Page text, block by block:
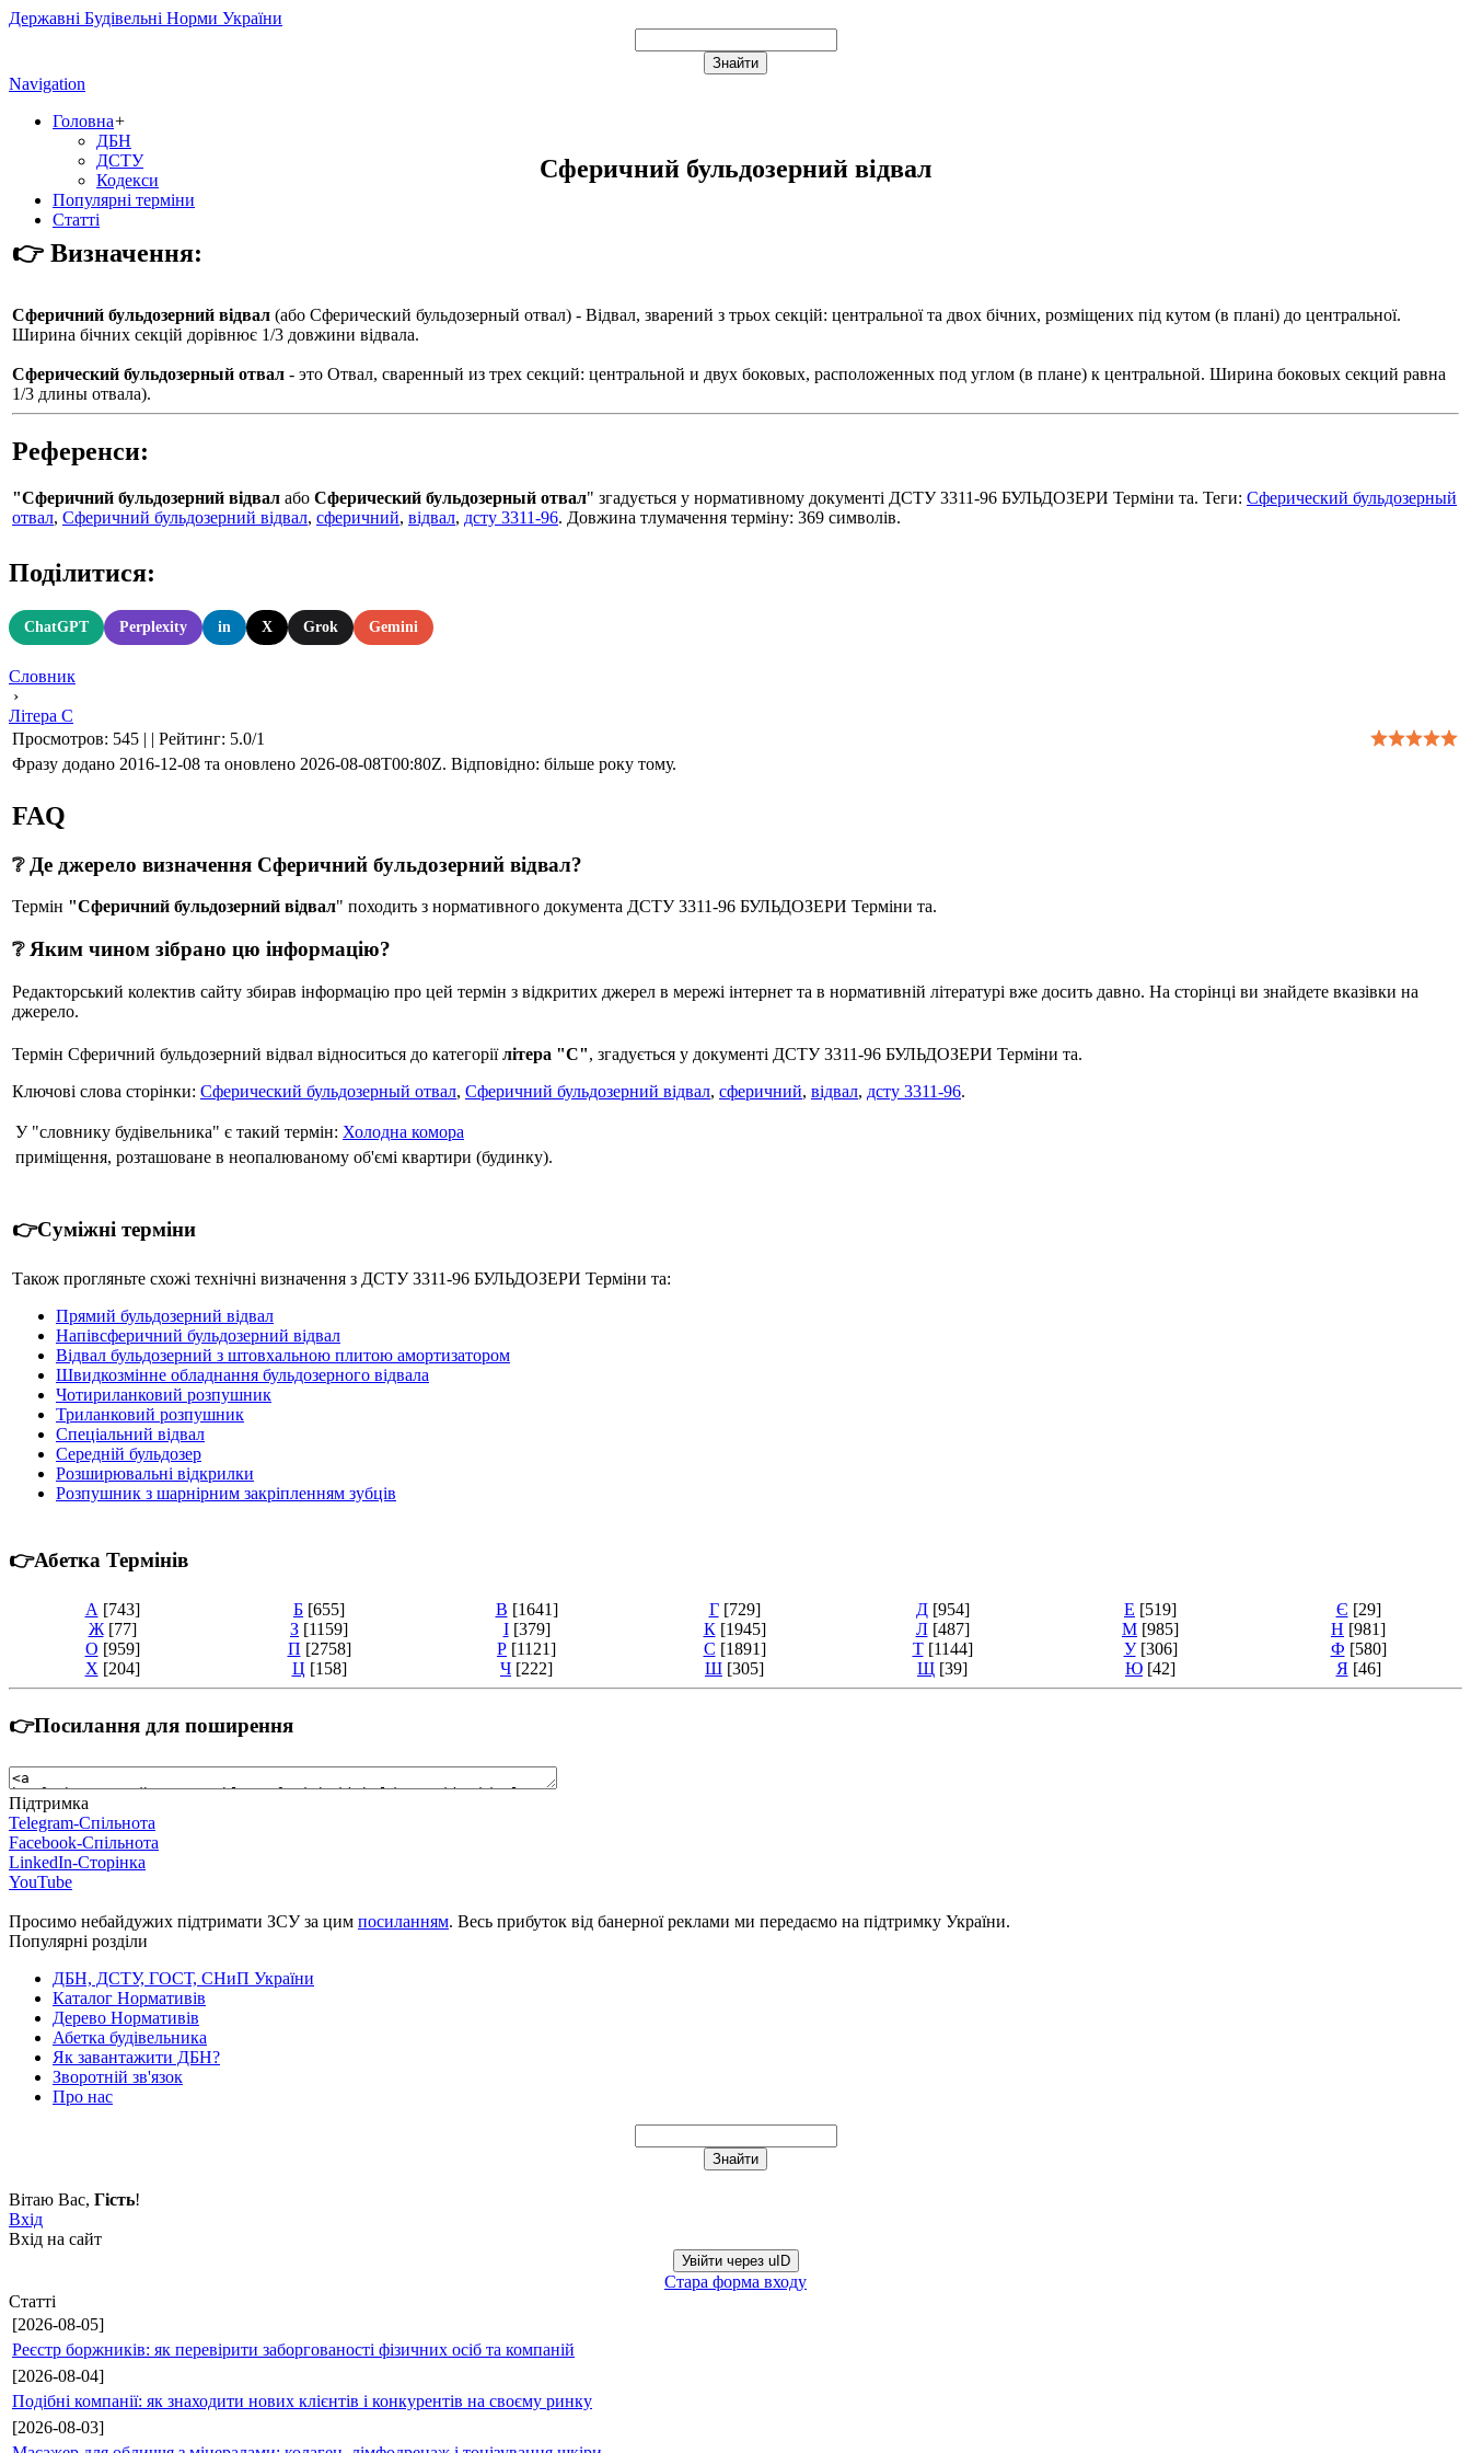
Державні Будівельні Норми України
Navigation
Головна+
ДБН
ДСТУ
Кодекси
Популярні терміни
Статті
Сферичний бульдозерний відвал
👉 Визначення:
Сферичний бульдозерний відвал (або Сферический бульдозерный отвал) - Відвал, зварений з трьох секцій: центральної та двох бічних, розміщених під кутом (в плані) до центральної.
Ширина бічних секцій дорівнює 1/3 довжини відвала.
Сферический бульдозерный отвал - это Отвал, сваренный из трех секций: центральной и двух боковых, расположенных под углом (в плане) к центральной. Ширина боковых секций равна
1/3 длины отвала).
Референси:
"Сферичний бульдозерний відвал або Сферический бульдозерный отвал" згадується у нормативному документі ДСТУ 3311-96 БУЛЬДОЗЕРИ Термiни та. Теги: Сферический бульдозерный
отвал, Сферичний бульдозерний відвал, сферичний, відвал, дсту 3311-96. Довжина тлумачення терміну: 369 символів.
Поділитися:
ChatGPT Perplexity in X Grok Gemini
Словник
›
Літера С
Просмотров: 545 | | Рейтинг: 5.0/1
Фразу додано 2016-12-08 та оновлено 2026-08-08T00:80Z. Відповідно: більше року тому.
FAQ
❔ Де джерело визначення Сферичний бульдозерний відвал?
Термін "Сферичний бульдозерний відвал" походить з нормативного документа ДСТУ 3311-96 БУЛЬДОЗЕРИ Термiни та.
❔ Яким чином зібрано цю інформацію?
Редакторський колектив сайту збирав інформацію про цей термін з відкритих джерел в мережі інтернет та в нормативній літературі вже досить давно. На сторінці ви знайдете вказівки на
джерело.
Термін Сферичний бульдозерний відвал відноситься до категоріїлітера "С", згадується у документі ДСТУ 3311-96 БУЛЬДОЗЕРИ Термiни та.
Ключові слова сторінки: Сферический бульдозерный отвал, Сферичний бульдозерний відвал, сферичний, відвал, дсту 3311-96.
У "словнику будівельника" є такий термін: Холодна комора
приміщення, розташоване в неопалюваному об'ємі квартири (будинку).
👉Суміжні терміни
Також прогляньте схожі технічні визначення з ДСТУ 3311-96 БУЛЬДОЗЕРИ Термiни та:
Прямий бульдозерний відвал
Напівсферичний бульдозерний відвал
Відвал бульдозерний з штовхальною плитою амортизатором
Швидкозмінне обладнання бульдозерного відвала
Чотириланковий розпушник
Триланковий розпушник
Спеціальний відвал
Середній бульдозер
Розширювальні відкрилки
Розпушник з шарнірним закріпленням зубців
👉Абетка Термінів
А [743] Б [655] В [1641] Г [729] Д [954] Е [519] Є [29]
Ж [77] З [1159] І [379] К [1945] Л [487] М [985] Н [981]
О [959] П [2758] Р [1121] С [1891] Т [1144] У [306] Ф [580]
Х [204] Ц [158] Ч [222] Ш [305] Щ [39] Ю [42] Я [46]
👉Посилання для поширення
Підтримка
Telegram-Спільнота
Facebook-Спільнота
LinkedIn-Сторінка
YouTube
Просимо небайдужих підтримати ЗСУ за цим посиланням. Весь прибуток від банерної реклами ми передаємо на підтримку України.
Популярні розділи
ДБН, ДСТУ, ГОСТ, СНиП України
Каталог Нормативів
Дерево Нормативів
Абетка будівельника
Як завантажити ДБН?
Зворотній зв'язок
Про нас
Вітаю Вас, Гість!
Вхід
Вхід на сайт
Увійти через uID
Стара форма входу
Статті
[2026-08-05]
Реєстр боржників: як перевірити заборгованості фізичних осіб та компаній
[2026-08-04]
Подібні компанії: як знаходити нових клієнтів і конкурентів на своєму ринку
[2026-08-03]